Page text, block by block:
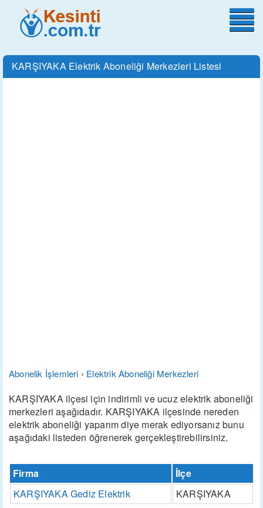
KARŞIYAKA Elektrik Aboneliği Merkezleri Listesi
Abonelik İşlemleri › Elektrik Aboneliği Merkezleri
KARŞIYAKA ilçesi için indirimli ve ucuz elektrik aboneliği
merkezleri aşağıdadır. KARŞIYAKA ilçesinde nereden
elektrik aboneliği yaparım diye merak ediyorsanız bunu
aşağıdaki listeden öğrenerek gerçekleştirebilirsiniz.
Firma
İlçe
KARŞIYAKA Gediz Elektrik
KARŞIYAKA